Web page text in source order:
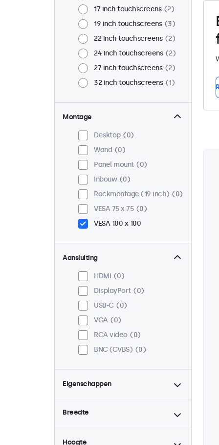
17 inch touchscreens
2
19 inch touchscreens
3
22 inch touchscreens
2
24 inch touchscreens
2
27 inch touchscreens
2
32 inch touchscreens
1
Montage
Desktop
0
Wand
0
Panel mount
0
Inbouw
0
Rackmontage (19 inch)
0
VESA 75 x 75
0
VESA 100 x 100
Aansluiting
HDMI
0
DisplayPort
0
USB-C
0
VGA
0
RCA video
0
BNC (CVBS)
0
Eigenschappen
4:3 / 5:4
0
Dimbaar
0
Breedte
Hoogte